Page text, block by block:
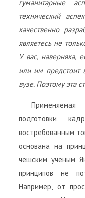
гуманитарные
технический
качественно
являетесь не
У вас, наверняка,
или им предстоит
вузе. Поэтому эта
подготовки
востребованным
основана на
чешским ученым
принципов не
Например, от